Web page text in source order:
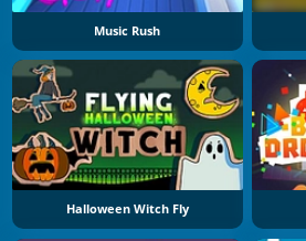
Music Rush
Halloween Witch Fly